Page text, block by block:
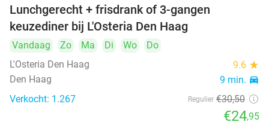
Lunchgerecht + frisdrank of 3-gangen
keuzediner bij L'Osteria Den Haag
Vandaag Zo Ma Di Wo
Do
L'Osteria Den Haag
9.6 star
Den Haag 9 min. directions_car
Verkocht: 1.267 Regulier €30,50
€24,95